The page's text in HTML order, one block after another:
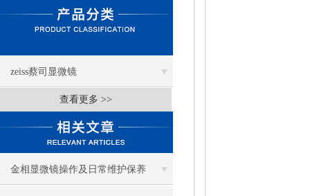
zeiss蔡司显微镜
查看更多 >>
金相显微镜操作及日常维护保养